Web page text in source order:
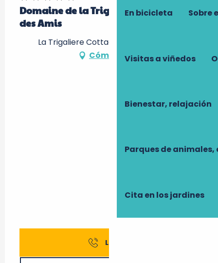
En bicicleta Sobre
Visitas a viñedos
Bienestar, relajación
Parques de
Cita en los jardines
Domaine de la Trigalière - La Maison
des Amis
La Trigaliere Cottage, 37340 Ambillou
Cómo llegar
Llamar